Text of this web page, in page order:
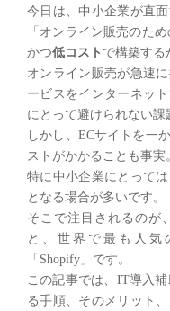
今日は、中小企業が直
「オンライン販売のた
かつ低コスト で構築する
オンライン販売が急速
ービスをインターネッ
にとって避けられない課
しかし、ECサイトを一
ストがかかることも事実
特に中小企業にとって
となる場合が多いです。
そこで注目されるのが
と、世界で最も人気
「Shopify」です。
この記事では、IT導入
る手順、そのメリット